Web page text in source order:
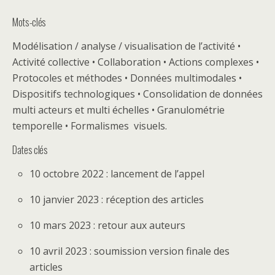
Mots-clés
Modélisation / analyse / visualisation de l’activité •
Activité collective • Collaboration • Actions complexes •
Protocoles et méthodes • Données multimodales •
Dispositifs technologiques • Consolidation de données
multi acteurs et multi échelles • Granulométrie
temporelle • Formalismes visuels.
Dates clés
10 octobre 2022 : lancement de l’appel
10 janvier 2023 : réception des articles
10 mars 2023 : retour aux auteurs
10 avril 2023 : soumission version finale des
articles